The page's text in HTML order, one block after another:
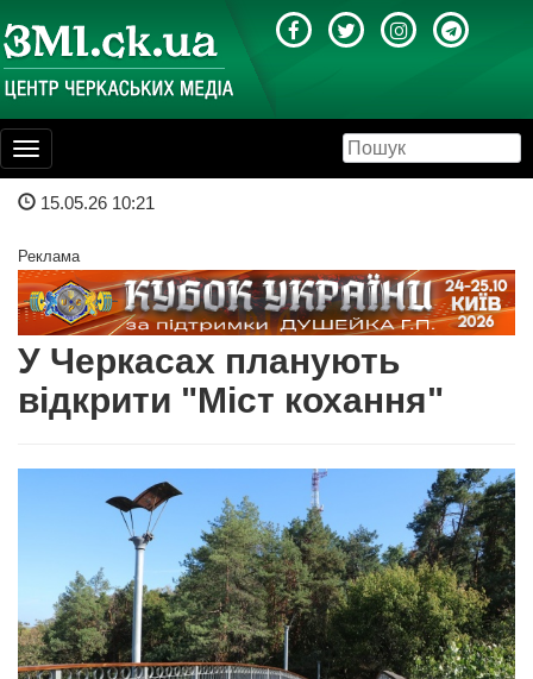
Toggle
navigation
15.05.26 10:21
Реклама
У Черкасах планують
відкрити "Міст кохання"